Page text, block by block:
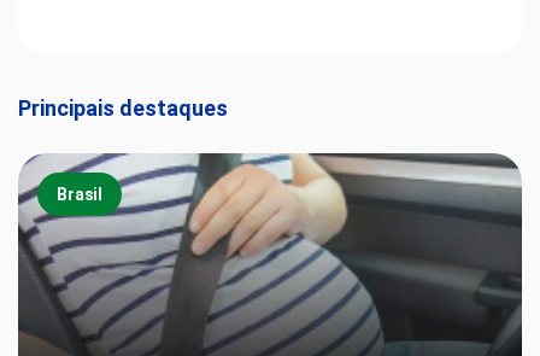
Principais destaques
Brasil